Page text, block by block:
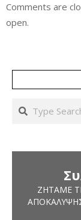
Comments are
open.
Search
ΖΗΤΆΜΕ